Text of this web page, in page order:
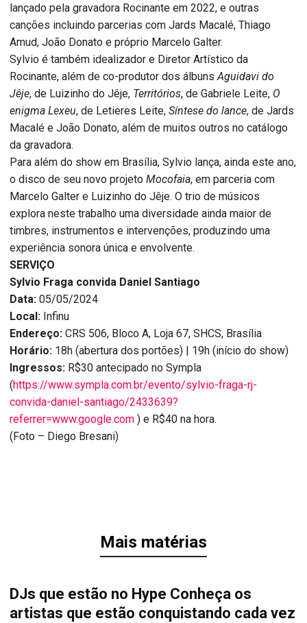
lançado pela gravadora Rocinante em 2022, e outras
canções incluindo parcerias com Jards Macalé, Thiago
Amud, João Donato e próprio Marcelo Galter.
Sylvio é também idealizador e Diretor Artístico da
Rocinante, além de co-produtor dos álbunsAguidavi do
Jêje, de Luizinho do Jêje, Territórios, de Gabriele Leite, O
enigma Lexeu, de Letieres Leite, Síntese do lance, de Jards
Macalé e João Donato, além de muitos outros no catálogo
da gravadora.
Para além do show em Brasília, Sylvio lança, ainda este ano,
o disco de seu novo projeto Mocofaia, em parceria com
Marcelo Galter e Luizinho do Jêje. O trio de músicos
explora neste trabalho uma diversidade ainda maior de
timbres, instrumentos e intervenções, produzindo uma
experiência sonora única e envolvente.
SERVIÇO
Sylvio Fraga convida Daniel Santiago
Data: 05/05/2024
Local: Infinu
Endereço: CRS 506, Bloco A, Loja 67, SHCS, Brasília
Horário: 18h (abertura dos portões) | 19h (início do show)
Ingressos: R$30 antecipado no Sympla
(https://www.sympla.com.br/evento/sylvio-fraga-rj-
convida-daniel-santiago/2433639?
referrer=www.google.com ) e R$40 na hora.
(Foto – Diego Bresani)
Mais matérias
DJs que estão no Hype Conheça os
artistas que estão conquistando cada vez